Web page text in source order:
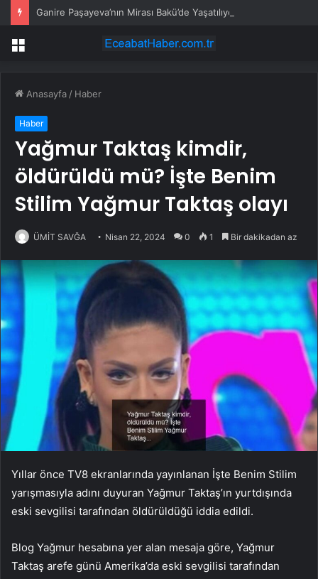
Ganire Paşayeva’nın Mirası Bakü’de Yaşatılıyor
Menü
Anasayfa / Haber
Haber
Yağmur Taktaş kimdir,
öldürüldü mü? İşte Benim
Stilim Yağmur Taktaş olayı
ÜMİT SAVĞA Nisan 22, 2024 0 1 Bir dakikadan az
Yıllar önce TV8 ekranlarında yayınlanan İşte Benim Stilim
yarışmasıyla adını duyuran Yağmur Taktaş’ın yurtdışında
eski sevgilisi tarafından öldürüldüğü iddia edildi.
Blog Yağmur hesabına yer alan mesaja göre, Yağmur
Taktaş arefe günü Amerika’da eski sevgilisi tarafından